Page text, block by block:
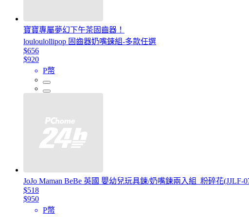
寶寶專屬夢幻下午茶固齒器！
louloulollipop 固齒器奶嘴鍊組-多款任選
$656
$920
P幣
JoJo Maman BeBe 英國 嬰幼兒玩具鍊/奶嘴鍊兩入組_粉碎花(JJLF-
$518
$950
P幣